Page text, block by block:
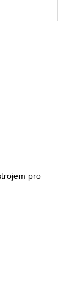
pro